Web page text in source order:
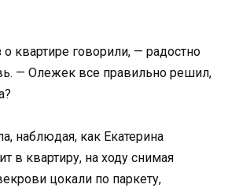
квартире говорили, — радостно
— Олежек все правильно решил,
наблюдая, как Екатерина
в квартиру, на ходу снимая
цокали по паркету,